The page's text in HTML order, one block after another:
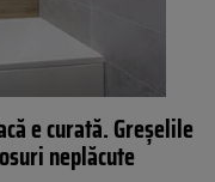
e curată. Greșelile
neplăcute